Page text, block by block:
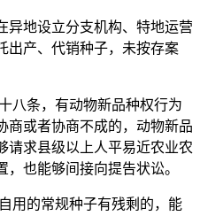
地设立分支机构、特地运营
出产、代销种子，未按存案
条，有动物新品种权行为
商或者协商不成的，动物新品
请求县级以上人平易近农业农
也能够间接向提告状讼。
的常规种子有残剩的，能